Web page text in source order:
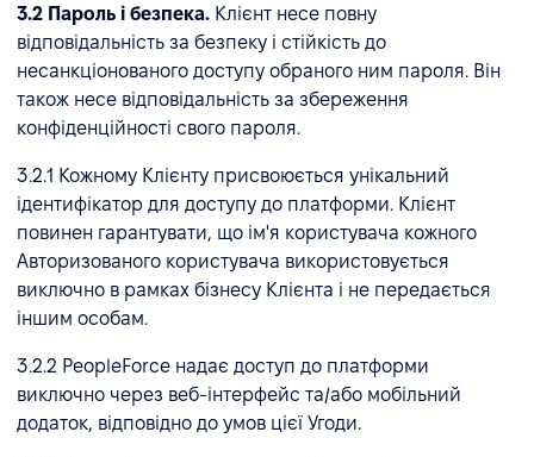
3.2 Пароль і безпека. Клієнт несе повну
відповідальність за безпеку і стійкість до
несанкціонованого доступу обраного ним пароля. Він
також несе відповідальність за збереження
конфіденційності свого пароля.
3.2.1 Кожному Клієнту присвоюється унікальний
ідентифікатор для доступу до платформи. Клієнт
повинен гарантувати, що ім'я користувача кожного
Авторизованого користувача використовується
виключно в рамках бізнесу Клієнта і не передається
іншим особам.
3.2.2 PeopleForce надає доступ до платформи
виключно через веб-інтерфейс та/або мобільний
додаток, відповідно до умов цієї Угоди.